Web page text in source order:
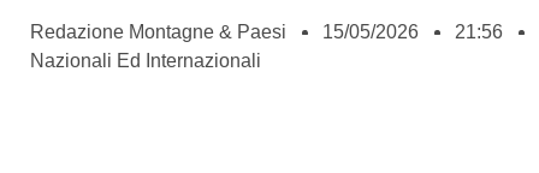
Redazione Montagne & Paesi 15/05/2026
21:56
Nazionali Ed Internazionali